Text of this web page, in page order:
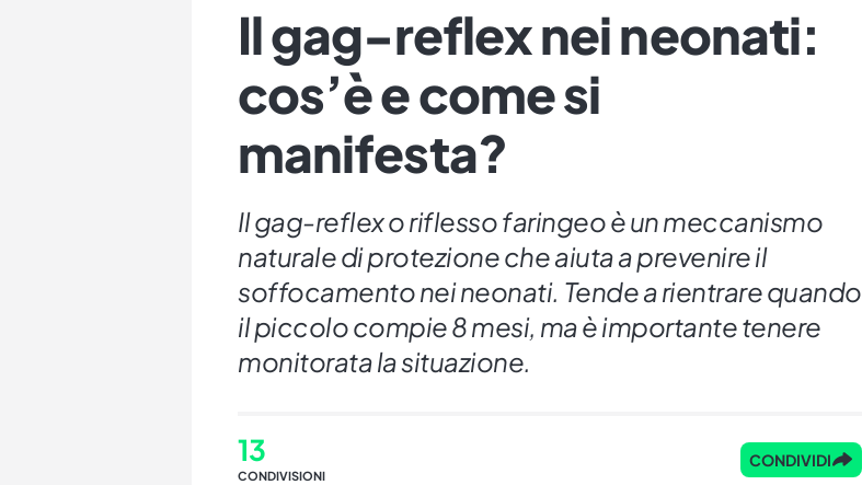
Il gag-reflex nei neonati:
cos’è e come si
manifesta?
Il gag-reflex o riflesso faringeo è un meccanismo
naturale di protezione che aiuta a prevenire il
soffocamento nei neonati. Tende a rientrare quando
il piccolo compie 8 mesi, ma è importante tenere
monitorata la situazione.
13
CONDIVISIONI
CONDIVIDI